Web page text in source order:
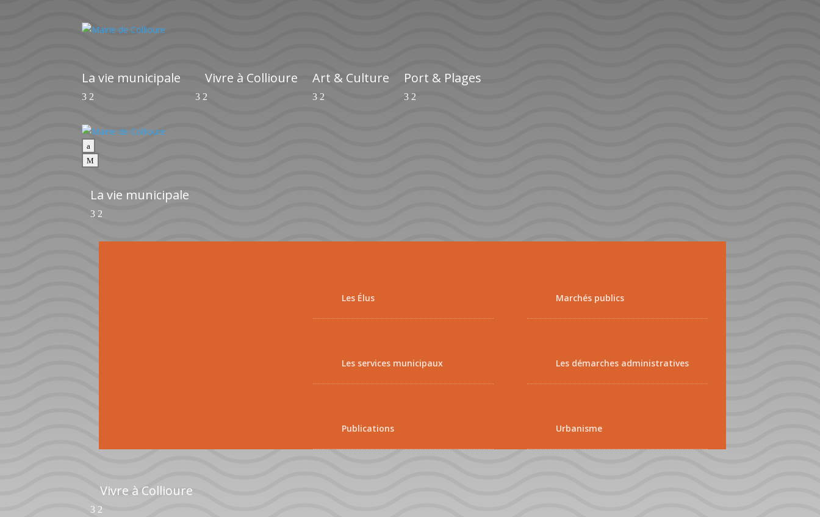
La vie municipale Vivre à Collioure Art & Culture Port & Plages
a
M
La vie municipale
Les Élus
Les services municipaux
Publications
Marchés publics
Les démarches administratives
Urbanisme
Vivre à Collioure